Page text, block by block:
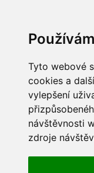
Tyto webové
cookies a
vylepšení
návštěvnosti
zdroje